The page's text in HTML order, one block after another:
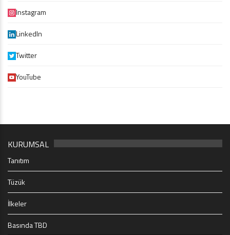
Instagram
LinkedIn
Twitter
YouTube
KURUMSAL
Tanıtım
Tüzük
İlkeler
Basında TBD